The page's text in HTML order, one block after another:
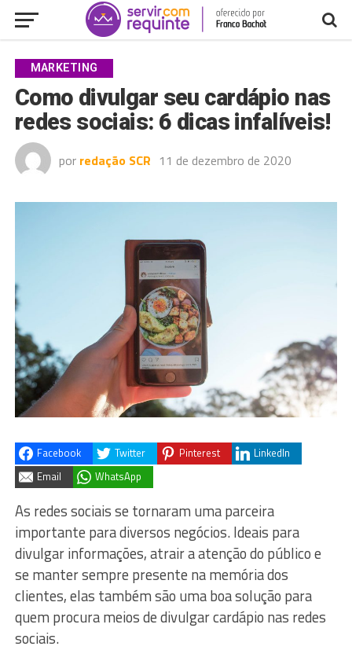
MARKETING
Como divulgar seu cardápio nas
redes sociais: 6 dicas infalíveis!
por redação SCR 11 de dezembro de 2020
Facebook Twitter Pinterest
LinkedIn
Email
WhatsApp
As redes sociais se tornaram uma parceira
importante para diversos negócios. Ideais para
divulgar informações, atrair a atenção do público e
se manter sempre presente na memória dos
clientes, elas também são uma boa solução para
quem procura meios de divulgar cardápio nas redes
sociais.